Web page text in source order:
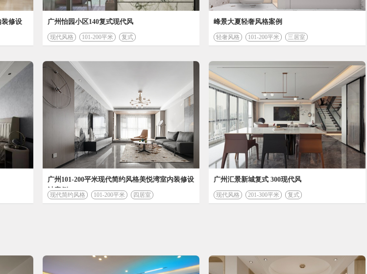
装修设
广州怡园小区140复式现代风
现代风格 101-200平米 复式
峰景大夏轻奢风格案例
轻奢风格 101-200平米 三居室
广州101-200平米现代简约风格美悦湾室内装修设
计案例
现代简约风格 101-200平米 四居室
广州汇景新城复式 300现代风
现代风格 201-300平米 复式
功获取装修预算
设计费 (元) 工程费 (元)